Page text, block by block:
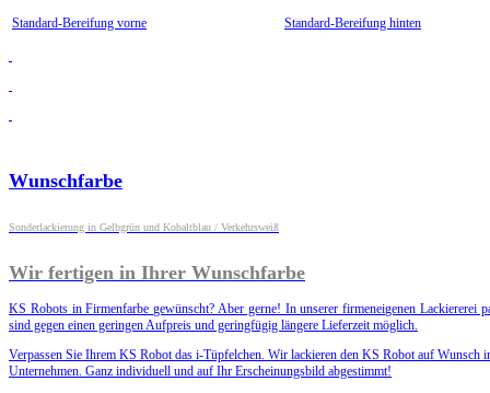
Standard-Bereifung vorne Standard-Bereifung hinten
Wunschfarbe
Sonderlackierung in Gelbgrün und Kobaltblau / Verkehrsweiß
Wir fertigen in Ihrer Wunschfarbe
KS Robots in Firmenfarbe gewünscht? Aber gerne! In unserer firmeneigenen
sind gegen einen geringen Aufpreis und geringfügig längere Lieferzeit möglich.
Verpassen Sie Ihrem KS Robot das i-Tüpfelchen. Wir lackieren den KS Robot auf
Unternehmen. Ganz individuell und auf Ihr Erscheinungsbild abgestimmt!